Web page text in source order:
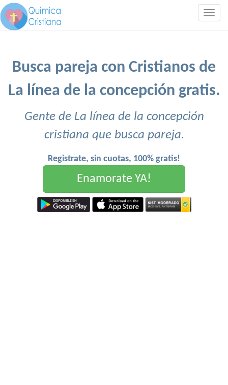
Busca pareja con Cristianos de
La línea de la concepción gratis.
Gente de La línea de la concepción
cristiana que busca pareja.
Registrate, sin cuotas, 100% gratis!
Enamorate YA!